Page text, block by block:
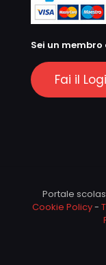
Sei un
Fai il
Portale
Cookie Policy-